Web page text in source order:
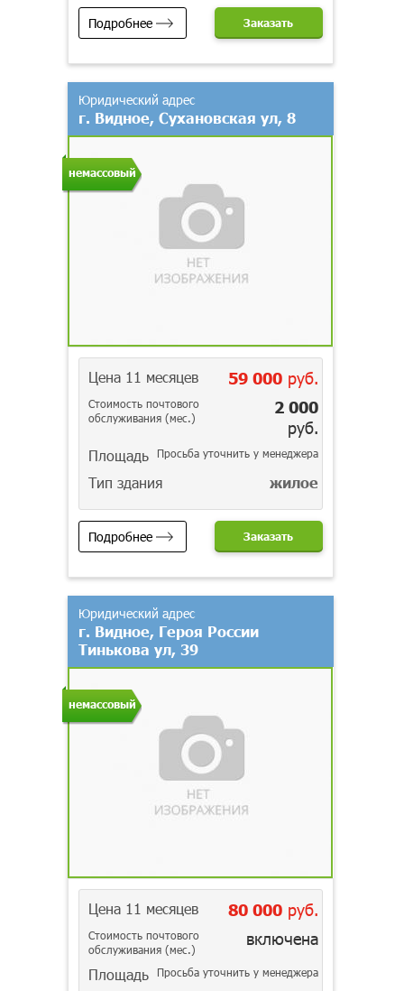
Подробнее Заказать
немассовый
Юридический адрес
г. Видное, Сухановская ул, 8
Цена 11 месяцев 59 000руб.
Стоимость почтового
обслуживания (мес.)
2 000
руб.
Площадь Просьба уточнить у менеджера
Тип здания жилое
Подробнее Заказать
немассовый
Юридический адрес
г. Видное, Героя России
Тинькова ул, 39
Цена 11 месяцев 80 000руб.
Стоимость почтового
обслуживания (мес.)
включена
Площадь Просьба уточнить у менеджера